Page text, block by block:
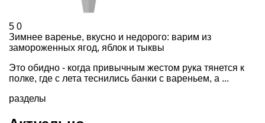
5 0
Зимнее варенье, вкусно и недорого: варим из
замороженных ягод, яблок и тыквы
Это обидно - когда привычным жестом рука тянется к
полке, где с лета теснились банки с вареньем, а ...
разделы